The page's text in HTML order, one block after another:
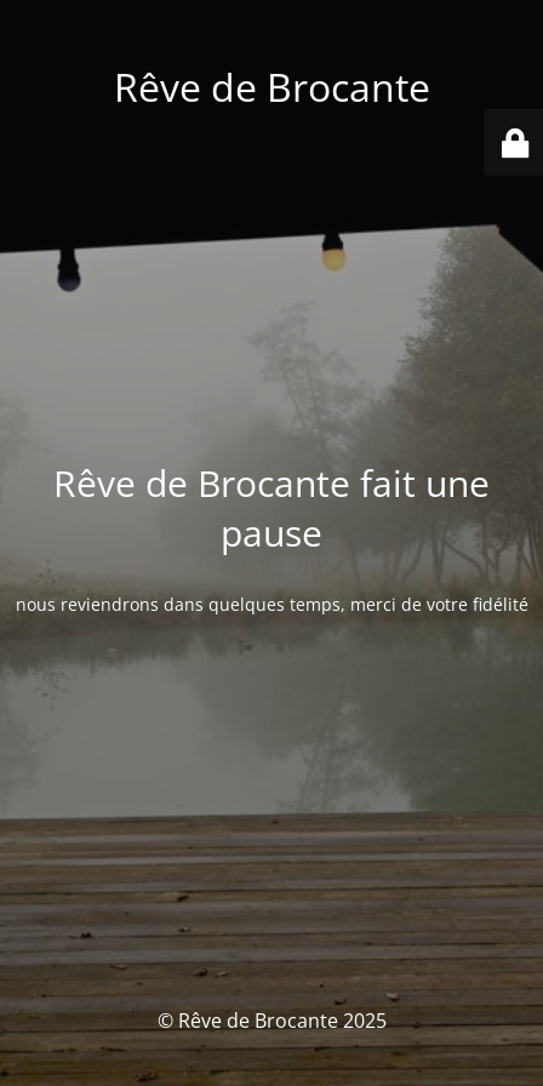
Rêve de Brocante
Rêve de Brocante fait une
pause
nous reviendrons dans quelques temps, merci de votre fidélité
© Rêve de Brocante 2025